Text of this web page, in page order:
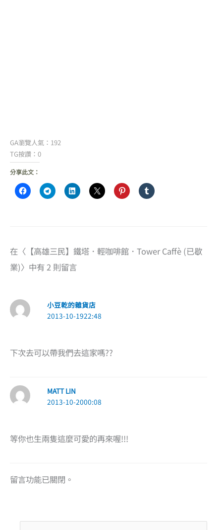
GA瀏覽人氣：192
TG按讚：0
分享此文：
在〈【高雄三民】鐵塔．輕咖啡館．Tower Caffè (已歇
業)〉中有 2 則留言
小豆乾的雜貨店
2013-10-1922:48
下次去可以帶我們去這家嗎??
MATT LIN
2013-10-2000:08
等你也生兩隻這麼可愛的再來喔!!!
留言功能已關閉。